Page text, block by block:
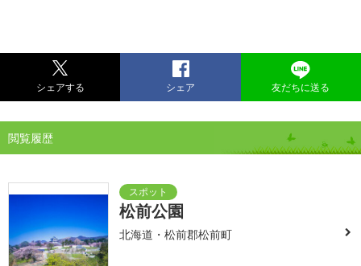
シェアする シェア 友だちに送る
閲覧履歴
松前公園
北海道・松前郡松前町